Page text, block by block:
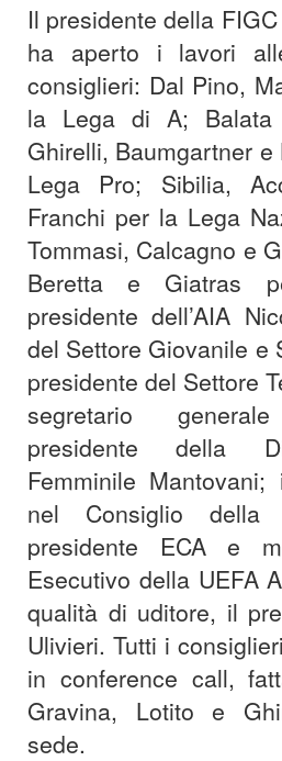
Il presidente della
ha aperto i lavori
consiglieri: Dal Pino,
la Lega di A;
Ghirelli, Baumgartner
Lega Pro; Sibilia,
Franchi per la Lega
Tommasi, Calcagno e
Beretta e Giatras
presidente dell’AIA
del Settore Giovanile e
presidente del Settore
segretario
presidente della
Femminile
nel Consiglio della
presidente ECA e
Esecutivo della UEFA
qualità di uditore, il
Ulivieri. Tutti i
in conference call,
Gravina, Lotito e
sede.